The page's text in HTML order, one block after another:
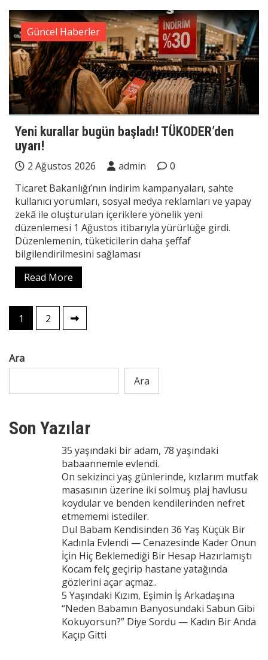
Güncel Haberler
Yeni kurallar bugün başladı! TÜKODER’den
uyarı!
2 Ağustos 2026 admin
0
Ticaret Bakanlığı’nın indirim kampanyaları, sahte
kullanıcı yorumları, sosyal medya reklamları ve yapay
zekâ ile oluşturulan içeriklere yönelik yeni
düzenlemesi 1 Ağustos itibarıyla yürürlüğe girdi.
Düzenlemenin, tüketicilerin daha şeffaf
bilgilendirilmesini sağlaması
Read More
Yazı
sayfalaması
1 2
Ara
Ara
Son Yazılar
35 yaşındaki bir adam, 78 yaşındaki
babaannemle evlendi.
On sekizinci yaş günlerinde, kızlarım mutfak
masasının üzerine iki solmuş plaj havlusu
koydular ve benden kendilerinden nefret
etmememi istediler.
Dul Babam Kendisinden 36 Yaş Küçük Bir
Kadınla Evlendi — Cenazesinde Kader Onun
İçin Hiç Beklemediği Bir Hesap Hazırlamıştı
Kocam felç geçirip hastane yatağında
gözlerini açar açmaz..
5 Yaşındaki Kızım, Eşimin İş Arkadaşına
“Neden Babamın Banyosundaki Sabun Gibi
Kokuyorsun?” Diye Sordu — Kadın Bir Anda
Kaçıp Gitti